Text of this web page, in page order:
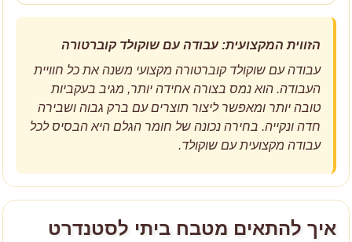
הזווית המקצועית: עבודה עם שוקולד קוברטורה
עבודה עם שוקולד קוברטורה מקצועי משנה את כל חוויית
העבודה. הוא נמס בצורה אחידה יותר, מגיב בעקביות
טובה יותר ומאפשר ליצור תוצרים עם ברק גבוה ושבירה
חדה ונקייה. בחירה נכונה של חומר הגלם היא הבסיס לכל
עבודה מקצועית עם שוקולד.
איך להתאים מטבח ביתי לסטנדרט